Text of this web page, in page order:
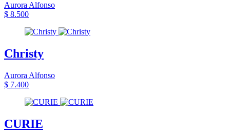
Aurora Alfonso
$ 8.500
Christy
Aurora Alfonso
$ 7.400
CURIE